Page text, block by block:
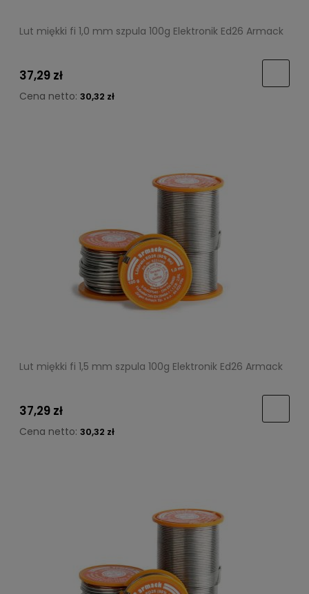
Lut miękki fi 1,0 mm szpula 100g Elektronik Ed26 Armack
37,29 zł
Cena netto: 30,32 zł
Lut miękki fi 1,5 mm szpula 100g Elektronik Ed26 Armack
37,29 zł
Cena netto: 30,32 zł